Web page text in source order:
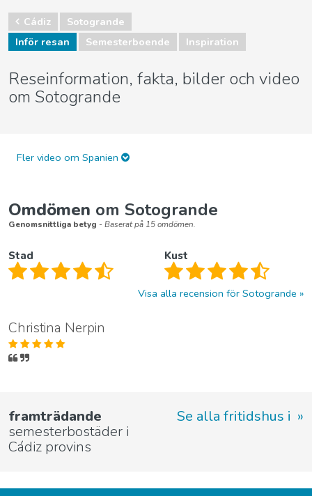
Cádiz
Sotogrande
Inför resan
Semesterboende Inspiration
Reseinformation, fakta, bilder och video
om Sotogrande
Fler video om Spanien
Omdömen om Sotogrande
Genomsnittliga betyg - Baserat på 15 omdömen.
Stad Kust
Visa alla recension för Sotogrande
Christina Nerpin
framträdande
semesterbostäder i
Cádiz provins
Se alla fritidshus i